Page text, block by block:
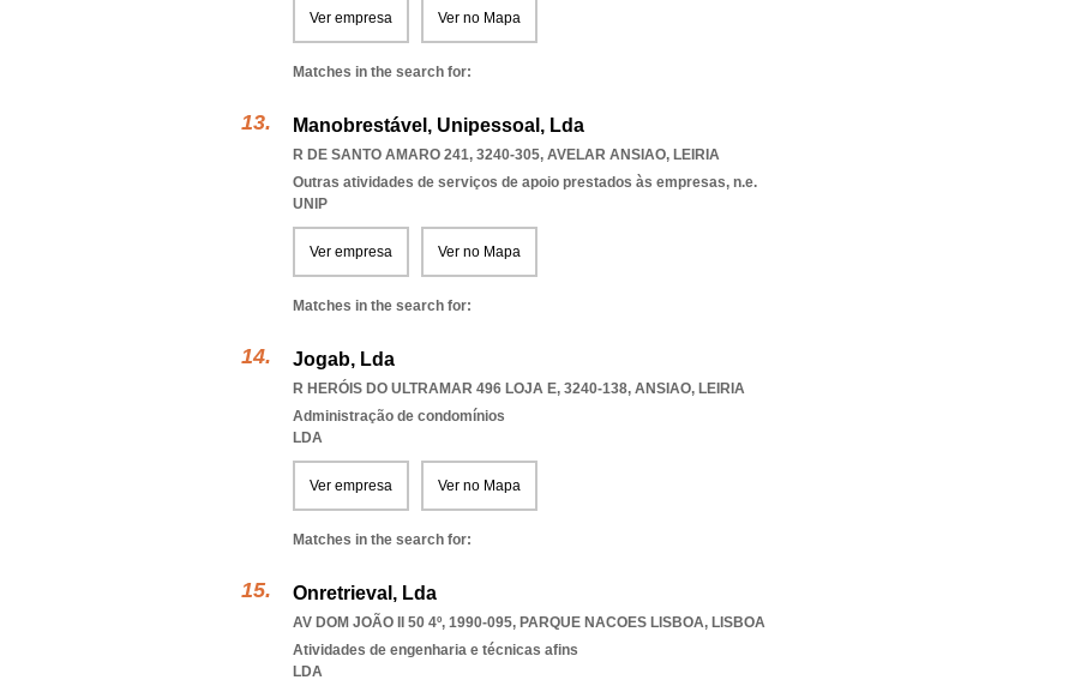
Ver empresa Ver no Mapa
Matches in the search for:
Manobrestável, Unipessoal, Lda
R DE SANTO AMARO 241, 3240-305, AVELAR ANSIAO, LEIRIA
Outras atividades de serviços de apoio prestados às empresas, n.e.
UNIP
Ver empresa Ver no Mapa
Matches in the search for:
Jogab, Lda
R HERÓIS DO ULTRAMAR 496 LOJA E, 3240-138, ANSIAO, LEIRIA
Administração de condomínios
LDA
Ver empresa Ver no Mapa
Matches in the search for:
Onretrieval, Lda
AV DOM JOÃO II 50 4º, 1990-095, PARQUE NACOES LISBOA, LISBOA
Atividades de engenharia e técnicas afins
LDA